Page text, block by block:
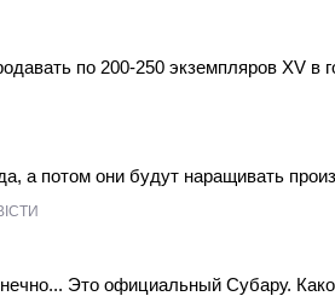
по 200-250 экземпляров XV в
а потом они будут наращивать
Это официальный Субару.